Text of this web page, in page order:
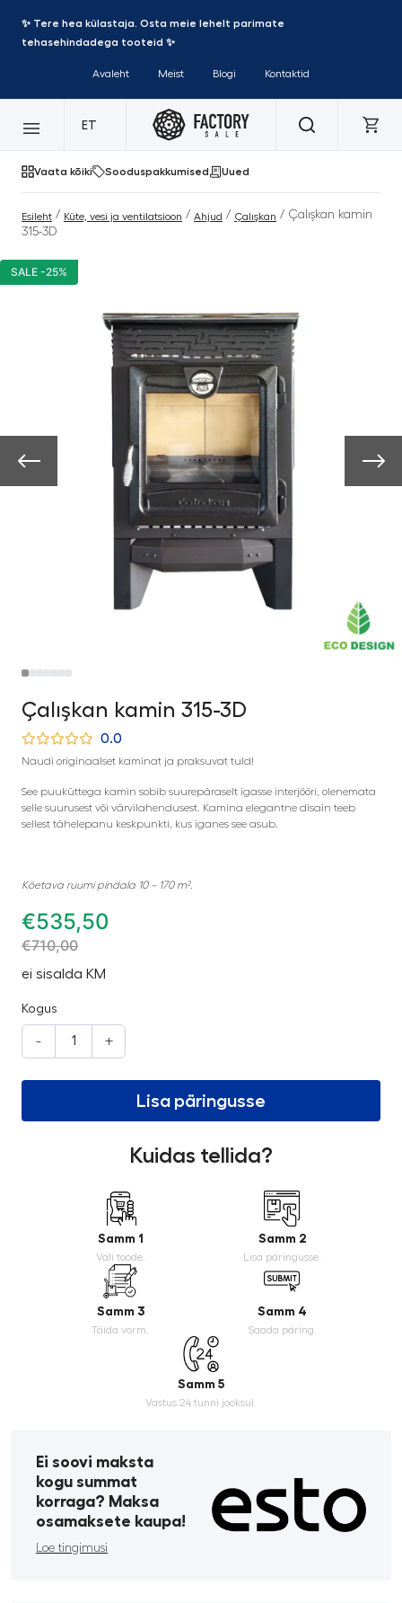
✨ Tere hea külastaja. Osta meie lehelt parimate
tehasehindadega tooteid ✨
Avaleht Meist Blogi Kontaktid
ET
Vaata kõiki Sooduspakkumised Uued
Esileht / Küte, vesi ja ventilatsioon / Ahjud / Çalışkan / Çalışkan kamin
315-3D
SALE -25%
Çalışkan kamin 315-3D
0.0
Naudi originaalset kaminat ja praksuvat tuld!
See puuküttega kamin sobib suurepäraselt igasse interjööri, olenemata
selle suurusest või värvilahendusest. Kamina elegantne disain teeb
sellest tähelepanu keskpunkti, kus iganes see asub.
Köetava ruumi pindala 10 – 170 m².
€535,50
€710,00
ei sisalda KM
Kogus
- +
Lisa päringusse
Kuidas tellida?
Samm 1
Vali toode.
Samm 2
Lisa päringusse.
Samm 3
Täida vorm.
Samm 4
Saada päring.
Samm 5
Vastus 24 tunni jooksul.
Ei soovi maksta
kogu summat
korraga? Maksa
osamaksete kaupa!
Loe tingimusi